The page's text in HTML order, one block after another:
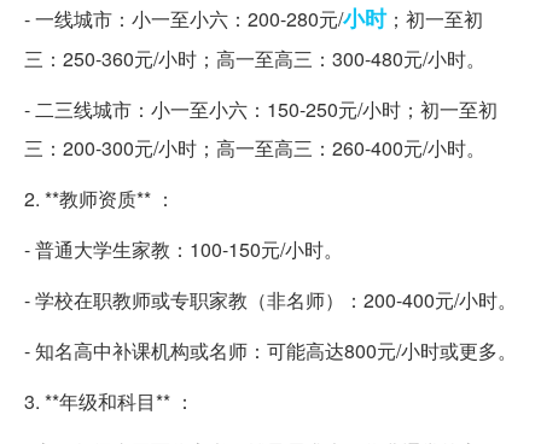
- 一线城市：小一至小六：200-280元/小时；初一至初
三：250-360元/小时；高一至高三：300-480元/小时。
- 二三线城市：小一至小六：150-250元/小时；初一至初
三：200-300元/小时；高一至高三：260-400元/小时。
2. **教师资质** ：
- 普通大学生家教：100-150元/小时。
- 学校在职教师或专职家教（非名师）：200-400元/小时。
- 知名高中补课机构或名师：可能高达800元/小时或更多。
3. **年级和科目** ：